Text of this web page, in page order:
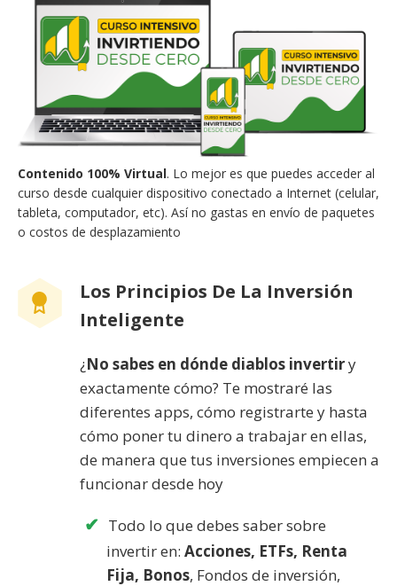
Contenido 100% Virtual. Lo mejor es que puedes acceder al
curso desde cualquier dispositivo conectado a Internet (celular,
tableta, computador, etc). Así no gastas en envío de paquetes
o costos de desplazamiento
Los Principios De La Inversión
Inteligente
¿No sabes en dónde diablos invertiry
exactamente cómo? Te mostraré las
diferentes apps, cómo registrarte y hasta
cómo poner tu dinero a trabajar en ellas,
de manera que tus inversiones empiecen a
funcionar desde hoy
Todo lo que debes saber sobre
invertir en: Acciones, ETFs, Renta
Fija, Bonos, Fondos de inversión,